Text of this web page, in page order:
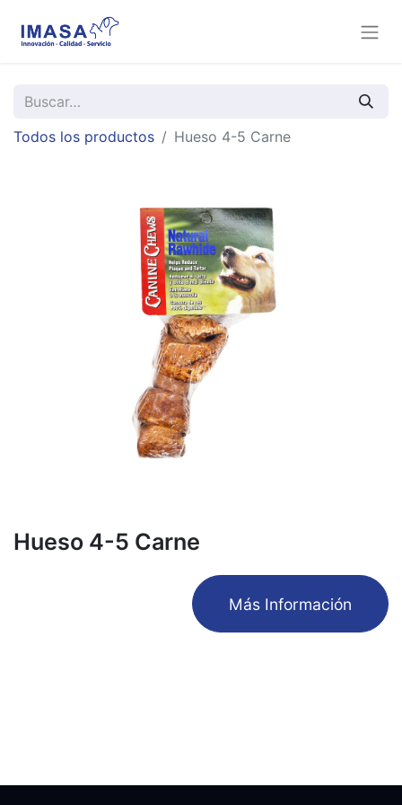
Todos los productos Hueso 4-5 Carne
Hueso 4-5 Carne
​Más Información